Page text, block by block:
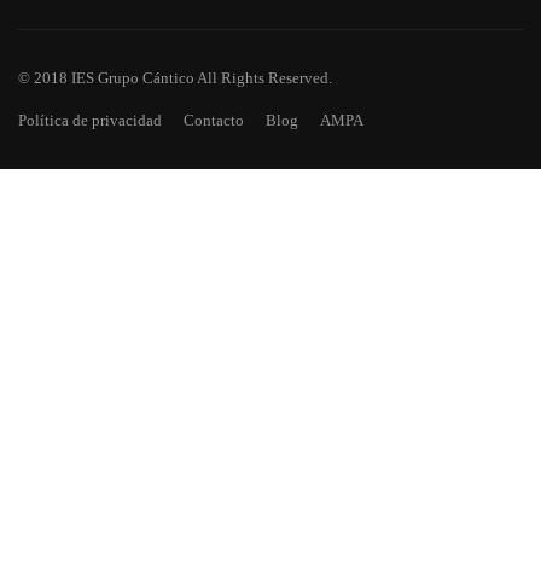
© 2018 IES Grupo Cántico All Rights Reserved.
Política de privacidad Contacto Blog AMPA